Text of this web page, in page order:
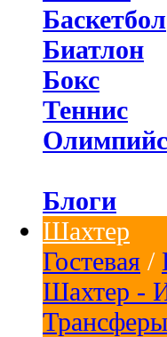
Баскетбол
Биатлон
Бокс
Теннис
Блоги
Шахтер
Гостевая /
Шахтер -